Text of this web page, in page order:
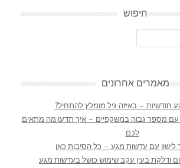
חיפוש
מאמרים אחרונים
חודשיות – באיזה גיל מומלץ להתחיל?
מספר גבוה במשקפיים – איך תדעו מה מתאים
לכם
לישון עם עדשות מגע – כל הסיבות כאן
ודלקת בעין עקב שימוש כושל בעדשות מגע